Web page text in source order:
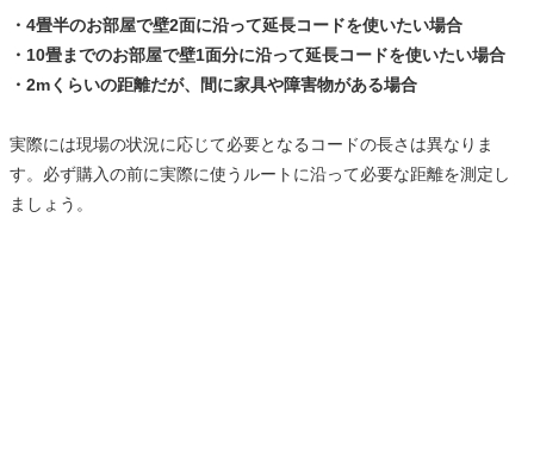
・4畳半のお部屋で壁2面に沿って延長コードを使いたい場合
・10畳までのお部屋で壁1面分に沿って延長コードを使いたい場合
・2mくらいの距離だが、間に家具や障害物がある場合
実際には現場の状況に応じて必要となるコードの長さは異なりま
す。必ず購入の前に実際に使うルートに沿って必要な距離を測定し
ましょう。